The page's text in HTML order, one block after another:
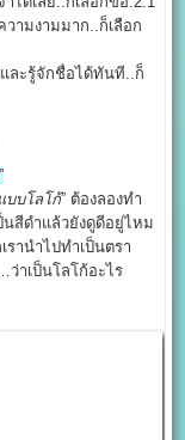
ด้เลย..ก็เลือกข้อ.2.1
มงามมาก..ก็เลือก
ะรู้จักชื่อได้ทันที..ก็
บบโลโก้ ” ต้องลองทำ
นสีดำแล้วยังดูดีอยู่ไหม
านำไปทำเป็นตรา
าเป็นโลโก้อะไร